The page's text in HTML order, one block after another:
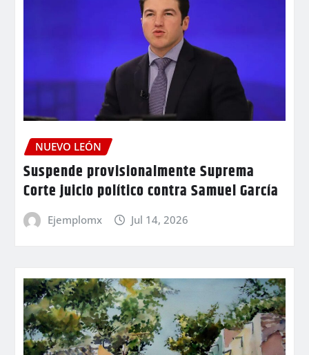
NUEVO LEÓN
Suspende provisionalmente Suprema
Corte juicio político contra Samuel García
Ejemplomx Jul 14, 2026